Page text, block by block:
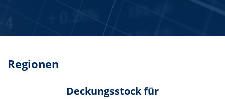
Regionen
Deckungsstock für